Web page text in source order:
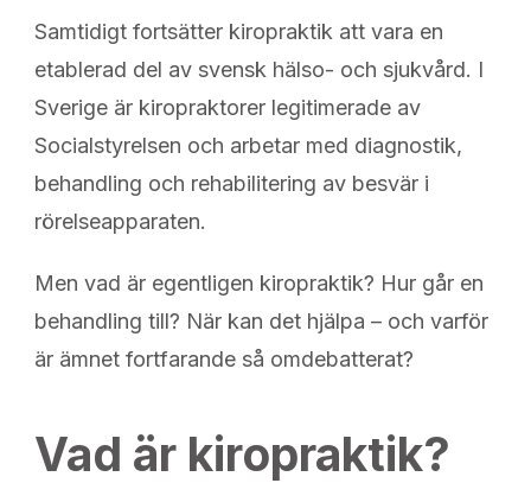
Samtidigt fortsätter kiropraktik att vara en
etablerad del av svensk hälso- och sjukvård. I
Sverige är kiropraktorer legitimerade av
Socialstyrelsen och arbetar med diagnostik,
behandling och rehabilitering av besvär i
rörelseapparaten.
Men vad är egentligen kiropraktik? Hur går en
behandling till? När kan det hjälpa – och varför
är ämnet fortfarande så omdebatterat?
Vad är kiropraktik?